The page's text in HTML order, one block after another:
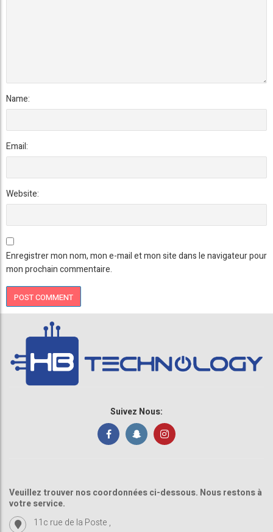
Name:
Email:
Website:
Enregistrer mon nom, mon e-mail et mon site dans le navigateur pour
mon prochain commentaire.
Suivez Nous:
Veuillez trouver nos coordonnées ci-dessous. Nous restons à
votre service.
11c rue de la Poste ,